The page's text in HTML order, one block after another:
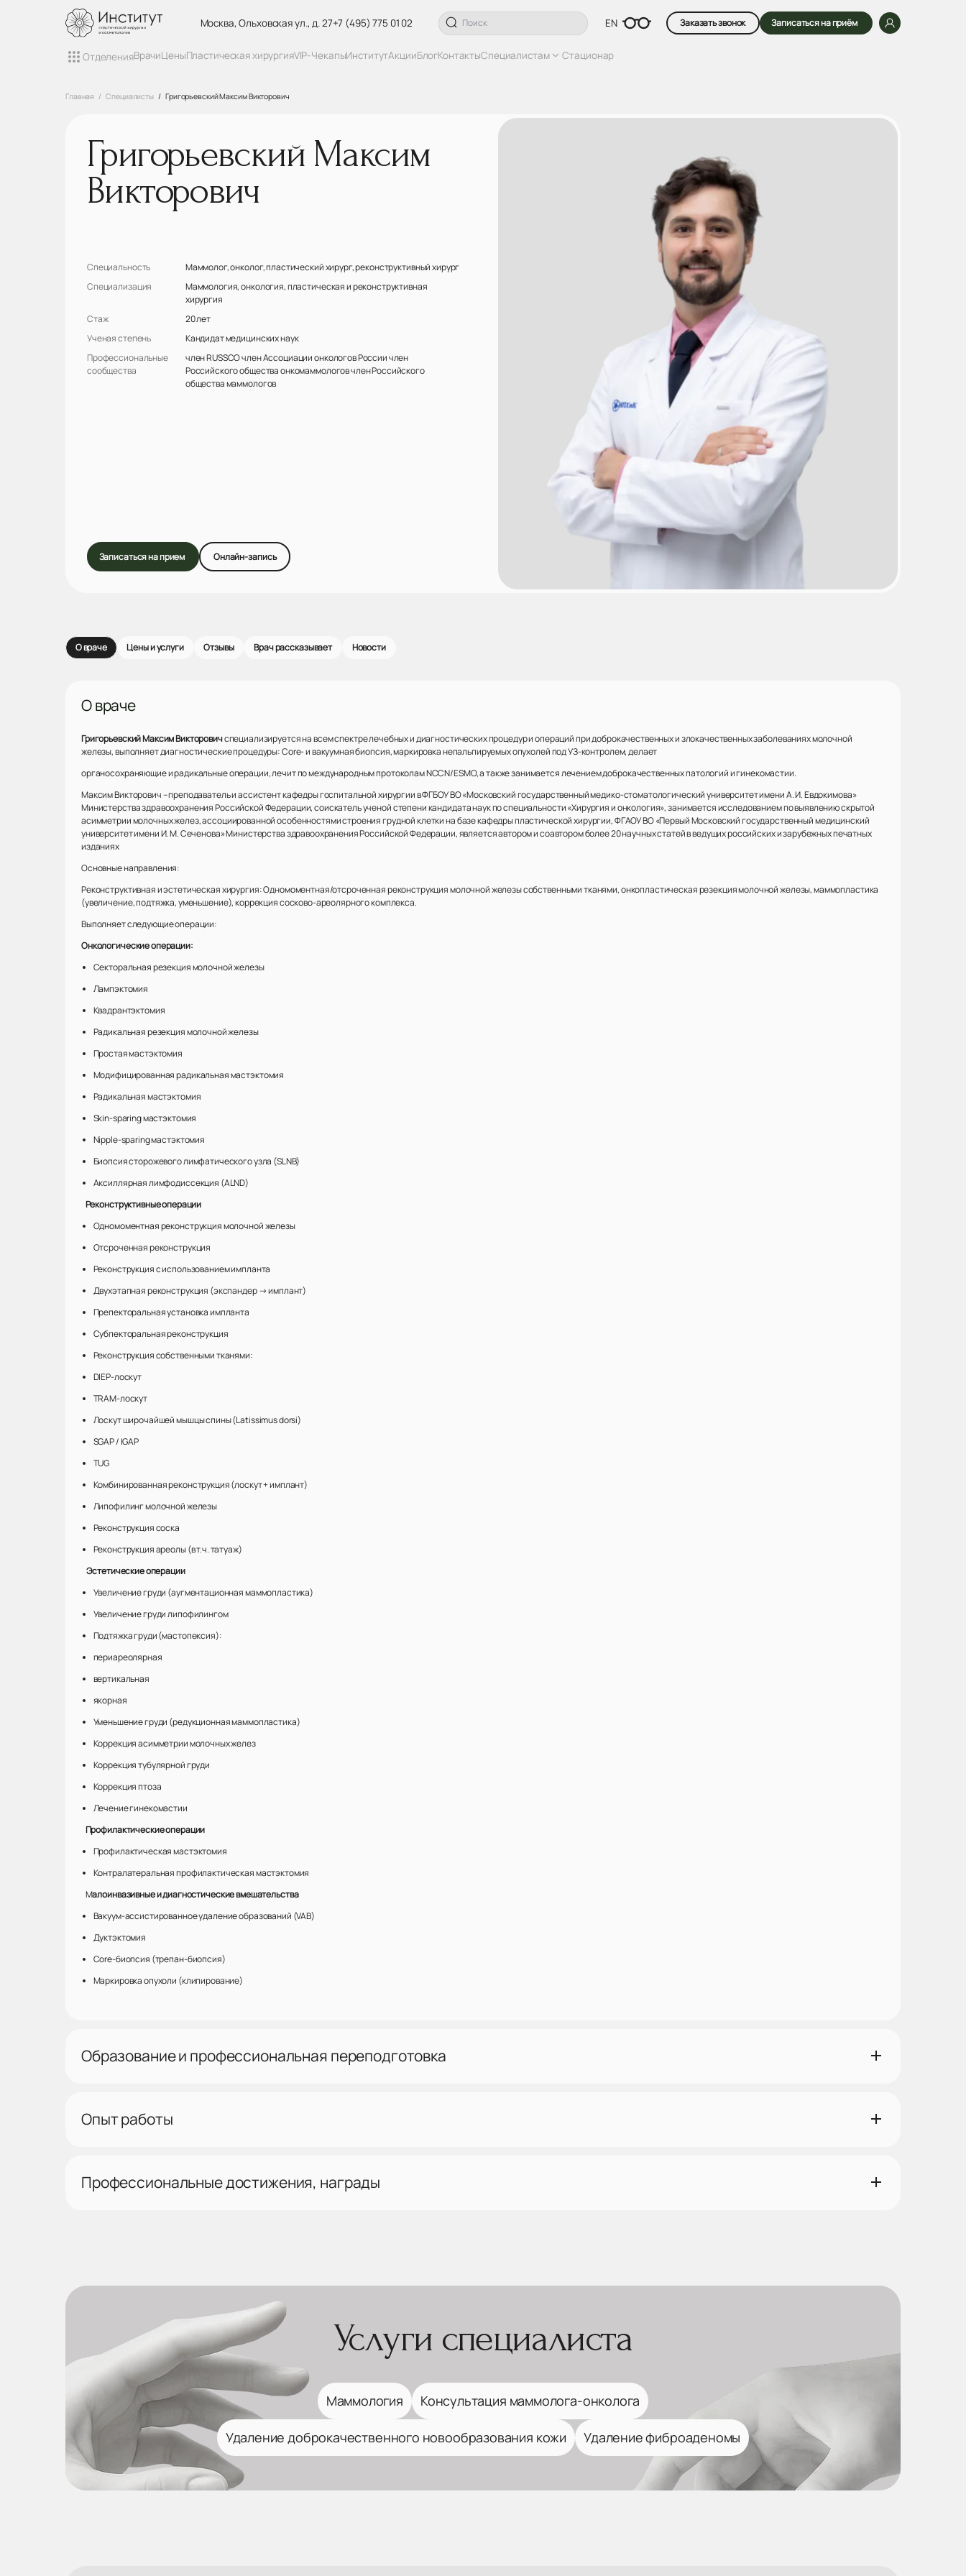
Москва, Ольховская ул., д. 27+7 (495) 775 01 02 EN Заказать звонок Записаться на приём
ОтделенияВрачиЦеныПластическая хирургияVIP-ЧекапыИнститутАкцииБлогКонтактыСпециалистам Стационар
Главная Специалисты Григорьевский Максим Викторович
Григорьевский Максим
Викторович
Специальность
Маммолог, онколог, пластический хирург, реконструктивный хирург
Специализация
Маммология, онкология, пластическая и реконструктивная
хирургия
Стаж
20 лет
Ученая степень
Кандидат медицинских наук
Профессиональные
сообщества
член RUSSCO член Ассоциации онкологов России член
Российского общества онкомаммологов член Российского
общества маммологов
Записаться на прием Онлайн-запись
О враче Цены и услуги Отзывы Врач рассказывает Новости
О враче
Григорьевский Максим Викторовичспециализируется на всем спектре лечебных и диагностических процедур и операций при доброкачественных и злокачественных заболеваниях молочной
железы, выполняет диагностические процедуры: Core- и вакуумная биопсия, маркировка непальпируемых опухолей под УЗ-контролем, делает
органосохраняющие и радикальные операции, лечит по международным протоколам NCCN/ESMO, а также занимается лечением доброкачественных патологий и гинекомастии.
Максим Викторович – преподаватель и ассистент кафедры госпитальной хирургии в ФГБОУ ВО «Московский государственный медико-стоматологический университет имени А. И. Евдокимова»
Министерства здравоохранения Российской Федерации, соискатель ученой степени кандидата наук по специальности «Хирургия и онкология», занимается исследованием по выявлению скрытой
асимметрии молочных желез, ассоциированной особенностями строения грудной клетки на базе кафедры пластической хирургии, ФГАОУ ВО «Первый Московский государственный медицинский
университет имени И. М. Сеченова» Министерства здравоохранения Российской Федерации, является автором и соавтором более 20 научных статей в ведущих российских и зарубежных печатных
изданиях
Основные направления:
Реконструктивная и эстетическая хирургия: Одномоментная/отсроченная реконструкция молочной железы собственными тканями, онкопластическая резекция молочной железы, маммопластика
(увеличение, подтяжка, уменьшение), коррекция сосково-ареолярного комплекса.
Выполняет следующие операции:
Онкологические операции:
Секторальная резекция молочной железы
Лампэктомия
Квадрантэктомия
Радикальная резекция молочной железы
Простая мастэктомия
Модифицированная радикальная мастэктомия
Радикальная мастэктомия
Skin-sparing мастэктомия
Nipple-sparing мастэктомия
Биопсия сторожевого лимфатического узла (SLNB)
Аксиллярная лимфодиссекция (ALND)
Реконструктивные операции
Одномоментная реконструкция молочной железы
Отсроченная реконструкция
Реконструкция с использованием импланта
Двухэтапная реконструкция (экспандер → имплант)
Препекторальная установка импланта
Субпекторальная реконструкция
Реконструкция собственными тканями:
DIEP-лоскут
TRAM-лоскут
Лоскут широчайшей мышцы спины (Latissimus dorsi)
SGAP / IGAP
TUG
Комбинированная реконструкция (лоскут + имплант)
Липофилинг молочной железы
Реконструкция соска
Реконструкция ареолы (в т.ч. татуаж)
Эстетические операции
Увеличение груди (аугментационная маммопластика)
Увеличение груди липофилингом
Подтяжка груди (мастопексия):
периареолярная
вертикальная
якорная
Уменьшение груди (редукционная маммопластика)
Коррекция асимметрии молочных желез
Коррекция тубулярной груди
Коррекция птоза
Лечение гинекомастии
Профилактические операции
Профилактическая мастэктомия
Контралатеральная профилактическая мастэктомия
Малоинвазивные и диагностические вмешательства
Вакуум-ассистированное удаление образований (VAB)
Дуктэктомия
Core-биопсия (трепан-биопсия)
Маркировка опухоли (клипирование)
Образование и профессиональная переподготовка
Опыт работы
Профессиональные достижения, награды
Услуги специалиста
Маммология Консультация маммолога-онколога
Удаление доброкачественного новообразования кожи Удаление фиброаденомы